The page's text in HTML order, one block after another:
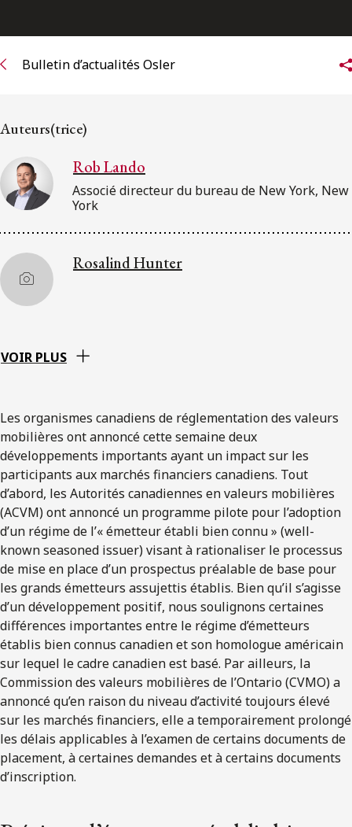
Bulletin d’actualités Osler
Auteurs(trice)
Rob Lando
Associé directeur du bureau de New York, New
York
Rosalind Hunter
VOIR PLUS
Les organismes canadiens de réglementation des valeurs
mobilières ont annoncé cette semaine deux
développements importants ayant un impact sur les
participants aux marchés financiers canadiens. Tout
d’abord, les Autorités canadiennes en valeurs mobilières
(ACVM) ont annoncé un programme pilote pour l’adoption
d’un régime de l’« émetteur établi bien connu » (well-
known seasoned issuer) visant à rationaliser le processus
de mise en place d’un prospectus préalable de base pour
les grands émetteurs assujettis établis. Bien qu’il s’agisse
d’un développement positif, nous soulignons certaines
différences importantes entre le régime d’émetteurs
établis bien connus canadien et son homologue américain
sur lequel le cadre canadien est basé. Par ailleurs, la
Commission des valeurs mobilières de l’Ontario (CVMO) a
annoncé qu’en raison du niveau d’activité toujours élevé
sur les marchés financiers, elle a temporairement prolongé
les délais applicables à l’examen de certains documents de
placement, à certaines demandes et à certains documents
d’inscription.